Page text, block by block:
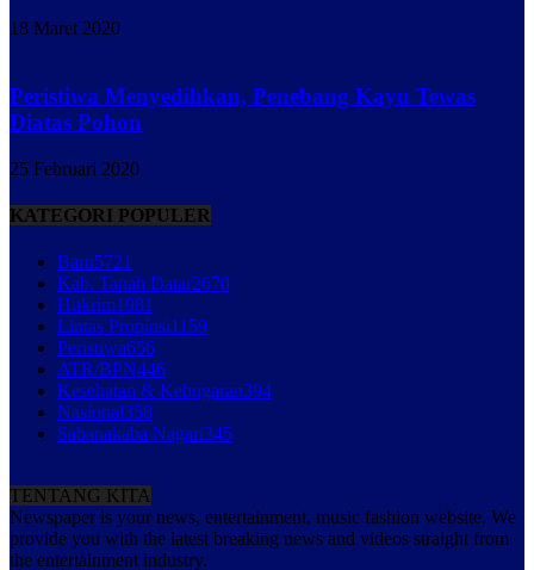
18 Maret 2020
Peristiwa Menyedihkan, Penebang Kayu Tewas
Diatas Pohon
25 Februari 2020
KATEGORI POPULER
Baru5721
Kab. Tanah Datar2670
Hukrim1981
Lintas Propinsi1159
Peristiwa656
ATR/BPN446
Kesehatan & Kebugaran394
Nasional358
Sabanakaba Nagari345
TENTANG KITA
Newspaper is your news, entertainment, music fashion website. We
provide you with the latest breaking news and videos straight from
the entertainment industry.